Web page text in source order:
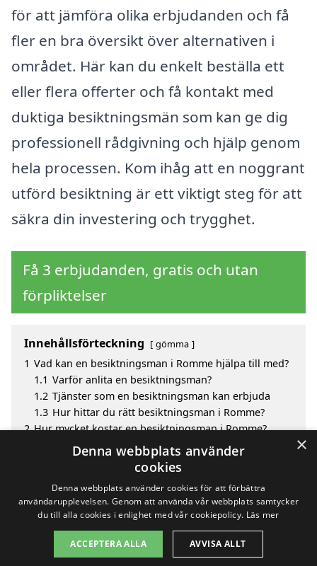
för att jämföra olika erbjudanden och få
fler en bra översikt över alternativen i
området. Här kan du enkelt beställa ett
eller flera offerter och få kontakt med
duktiga besiktningsmän som kan ge dig
professionell rådgivning och hjälp genom
hela processen. Kom ihåg att en noggrant
utförd besiktning är ett viktigt steg för att
säkra din investering och trygghet.
Få 3 erbjudanden, gratis och utan
förpliktelser
Innehållsförteckning gömma
1 Vad kan en besiktningsman i Romme hjälpa till med?
1.1 Varför anlita en besiktningsman?
1.2 Tjänster som en besiktningsman kan erbjuda
1.3 Hur hittar du rätt besiktningsman i Romme?
2 Hur mycket kostar en besiktningsman i Romme?
Fördelar med att välja besiktningsman i Romme
Sök efter en skicklig besiktningsman i de omgivande
Copyright 2026 - Pilanto Aps
Om / kontakt Blogg Webbplatskarta Villkor
×
Denna webbplats använder
cookies
Denna webbplats använder cookies för att förbättra
användarupplevelsen. Genom att använda vår webbplats samtycker
du till alla cookies i enlighet med vår cookiepolicy. Läs mer
ACCEPTERA ALLA AVVISA ALLT